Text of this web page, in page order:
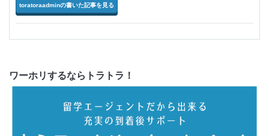
toratoraadminの書いた記事を見る
ワーホリするならトラトラ！